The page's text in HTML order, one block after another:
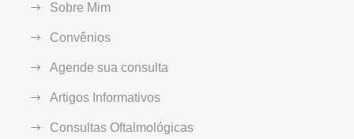
Sobre Mim
Convênios
Agende sua consulta
Artigos Informativos
Consultas Oftalmológicas